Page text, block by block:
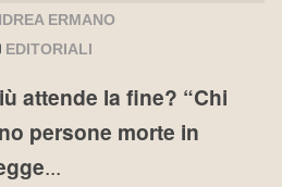
ERMANO
EDITORIALI
attende la fine? “Chi
persone morte in
...